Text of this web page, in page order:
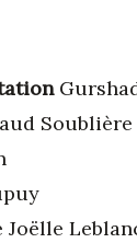
Soublière
Joëlle